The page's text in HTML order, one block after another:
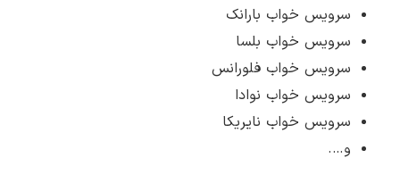
سرویس خواب بارانک
سرویس خواب بلسا
سرویس خواب فلورانس
سرویس خواب نوادا
سرویس خواب نایریکا
و….